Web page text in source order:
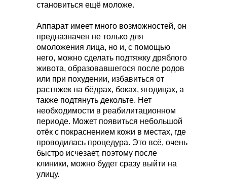
становиться ещё моложе.
Аппарат имеет много возможностей, он
предназначен не только для
омоложения лица, но и, с помощью
него, можно сделать подтяжку дряблого
живота, образовавшегося после родов
или при похудении, избавиться от
растяжек на бёдрах, боках, ягодицах, а
также подтянуть декольте. Нет
необходимости в реабилитационном
периоде. Может появиться небольшой
отёк с покраснением кожи в местах, где
проводилась процедура. Это всё, очень
быстро исчезает, поэтому после
клиники, можно будет сразу выйти на
улицу.